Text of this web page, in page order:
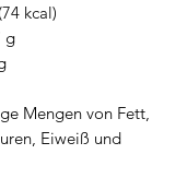
kcal)
g
Mengen von Fett,
Eiweiß und